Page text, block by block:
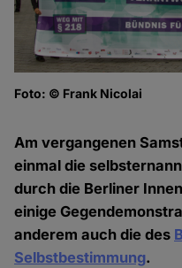
Foto: © Frank Nicolai
Am vergangenen
einmal die
durch die Berliner
einige
anderem auch die des
Selbstbestimmung.